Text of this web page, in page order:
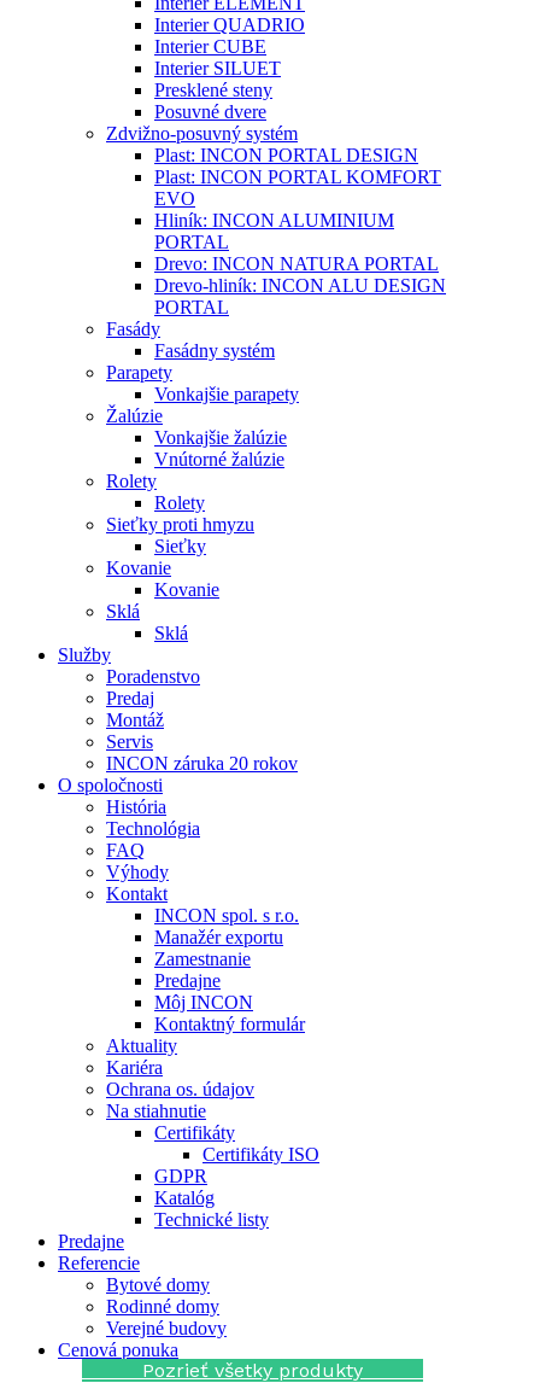
Interier QUADRIO
Interier CUBE
Interier SILUET
Presklené steny
Posuvné dvere
Zdvižno-posuvný systém
Plast: INCON PORTAL DESIGN
Plast: INCON PORTAL KOMFORT
EVO
Hliník: INCON ALUMINIUM
PORTAL
Drevo: INCON NATURA PORTAL
Drevo-hliník: INCON ALU DESIGN
PORTAL
Fasády
Fasádny systém
Parapety
Vonkajšie parapety
Žalúzie
Vonkajšie žalúzie
Vnútorné žalúzie
Rolety
Rolety
Sieťky proti hmyzu
Sieťky
Kovanie
Kovanie
Sklá
Sklá
Služby
Poradenstvo
Predaj
Montáž
Servis
INCON záruka 20 rokov
O spoločnosti
História
Technológia
FAQ
Výhody
Kontakt
INCON spol. s r.o.
Manažér exportu
Zamestnanie
Predajne
Môj INCON
Kontaktný formulár
Aktuality
Kariéra
Ochrana os. údajov
Na stiahnutie
Certifikáty
Certifikáty ISO
GDPR
Katalóg
Technické listy
Predajne
Referencie
Bytové domy
Rodinné domy
Verejné budovy
Cenová ponuka
Pozrieť všetky produkty